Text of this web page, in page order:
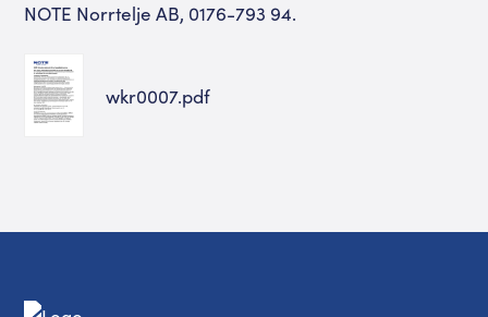
NOTE Norrtelje AB, 0176-793 94.
wkr0007.pdf